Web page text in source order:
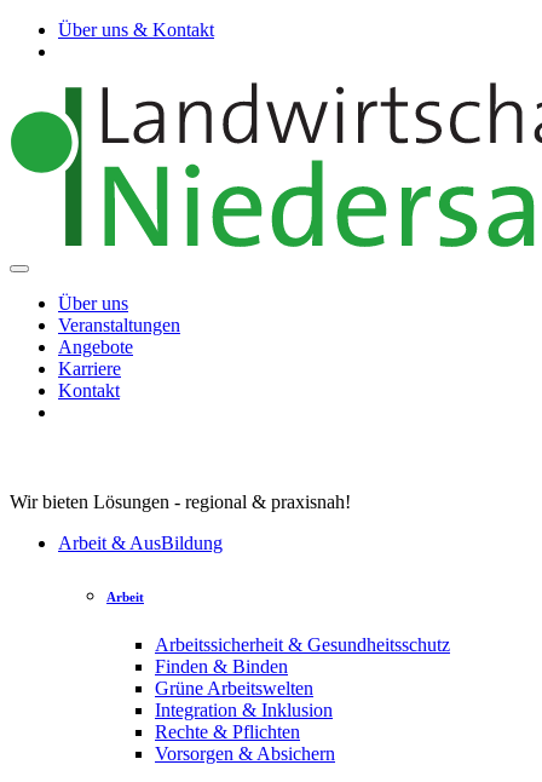
Über uns & Kontakt
Über uns
Veranstaltungen
Angebote
Karriere
Kontakt
Wir bieten Lösungen - regional & praxisnah!
Arbeit & AusBildung
Arbeit
Arbeitssicherheit & Gesundheitsschutz
Finden & Binden
Grüne Arbeitswelten
Integration & Inklusion
Rechte & Pflichten
Vorsorgen & Absichern